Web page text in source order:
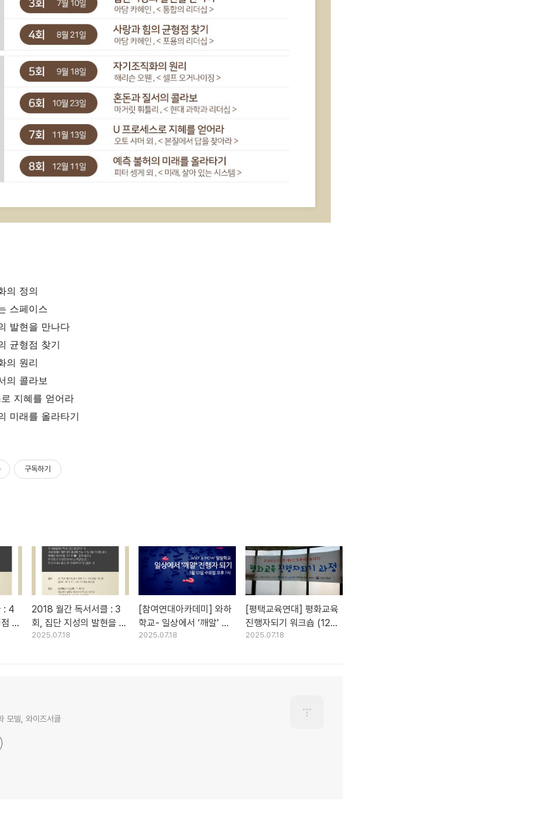
의 정의
스페이스
발현을 만나다
균형점 찾기
의 원리
의 콜라보
지혜를 얻어라
미래를 올라타기
구독하기
: 4
찾
2018 월간 독서서클 : 3
회, 집단 지성의 발현을 만
나다 (2018.7.10)
2025.07.18
[참여연대아카데미] 와하
학교- 일상에서 ‘깨알’ 진
행자 되기
2025.07.18
[평택교육연대] 평화교육
진행자되기 워크숍 (12시
간)
2025.07.18
모델, 와이즈서클